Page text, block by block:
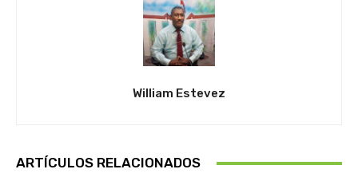
William Estevez
ARTÍCULOS RELACIONADOS